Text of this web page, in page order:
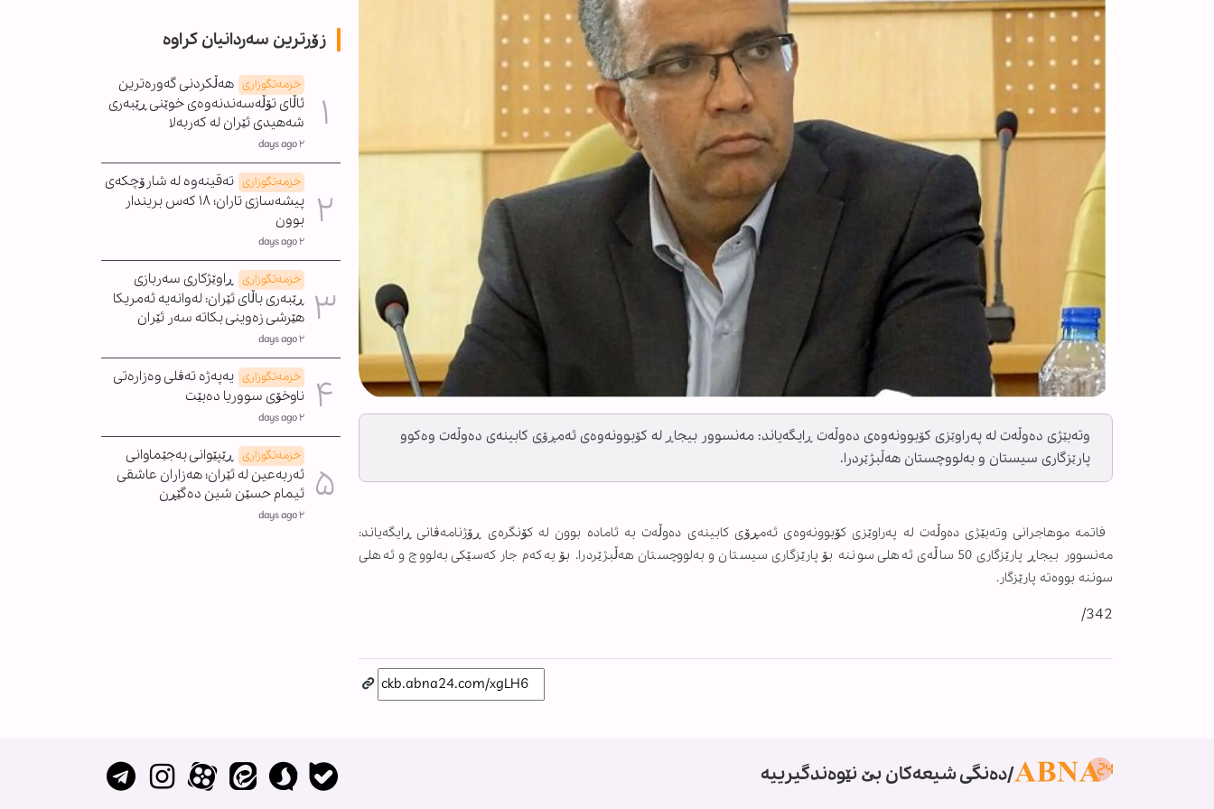
وتەبێژی دەوڵەت لە پەراوێزی کۆبوونەوەی دەوڵەت ڕایگەیاند: مەنسوور بیجاڕ لە کۆبوونەوەی ئەمڕۆی کابینەی دەوڵەت وەکوو
پارێزگاری سیستان و بەلووچستان هەڵبژێردرا.
فاتمە موهاجرانی وتەبێژی دەوڵەت لە پەراوێزی کۆبوونەوەی ئەمڕۆی کابینەی دەوڵەت بە ئامادە بوون لە کۆنگرەی ڕۆژنامەڤانی ڕایگەیاند:
مەنسوور بیجاڕ پارێزگاری 50 ساڵەی ئەهلی سوننە بۆ پارێزگاری سیستان و بەلووچستان هەڵبژێردرا. بۆ یەکەم جار کەسێکی بەلووچ و ئەهلی
سوننە بووەتە پارێزگار.
342/
زۆرترین سەردانیان کراوە
خزمەتگوزاری هەڵکردنی گەورەترین
ئاڵای تۆڵەسەندنەوەی خوێنی ڕێبەری
شەهیدی ئێران لە کەربەلا
٢ days ago
خزمەتگوزاری تەقینەوە لە شارۆچکەی
پیشەسازی تاران؛ ١٨ کەس بریندار
بوون
٢ days ago
خزمەتگوزاری
ڕاوێژکاری سەربازی
ڕێبەری باڵای ئێران: لەوانەیە ئەمریکا
هێرشی زەوینی بکاتە سەر ئێران
٢ days ago
خزمەتگوزاری یەپەژە تەڤلی وەزارەتی
ناوخۆی سووریا دەبێت
٢ days ago
خزمەتگوزاری
ڕێپێوانی بەجێماوانی
ئەربەعین لە ئێران؛ هەزاران عاشقی
ئیمام حسێن شین دەگێڕن
٢ days ago
دەنگی شیعەکان بێ نێوەندگیرییە